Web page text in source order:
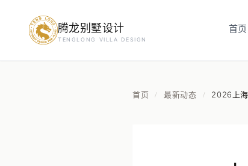
腾龙别墅设计
TENGLONG VILLA DESIGN
首页
首页 / 最新动态 / 2026上
预约设计咨询